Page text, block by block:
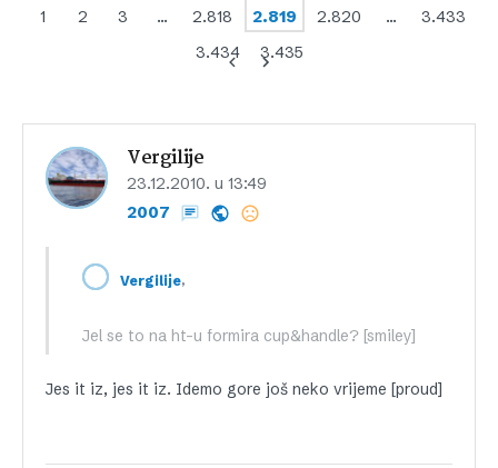
1 2 3 … 2.818 2.819 2.820 …
3.433
3.434
3.435
Vergilije
23.12.2010. u 13:49
2007
Vergilije,
Jel se to na ht-u formira cup&handle? [smiley]
Jes it iz, jes it iz. Idemo gore još neko vrijeme [proud]